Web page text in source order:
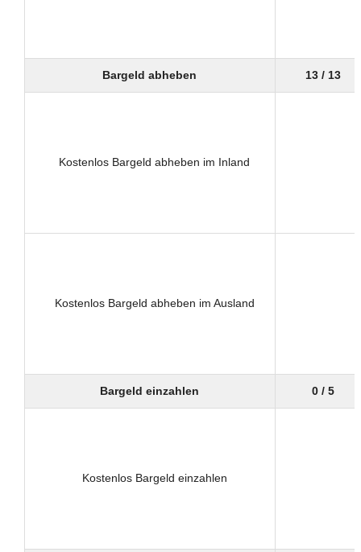
Bargeld abheben 13 / 13
Kostenlos Bargeld abheben im Inland
Kostenlos Bargeld abheben im Ausland
Bargeld einzahlen 0 / 5
Kostenlos Bargeld einzahlen